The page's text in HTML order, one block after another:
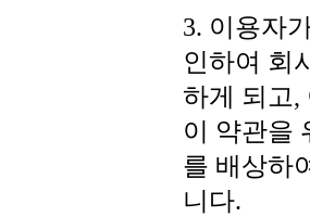
3. 이용자
인하여 회
하게 되고,
이 약관을
를 배상하
니다.